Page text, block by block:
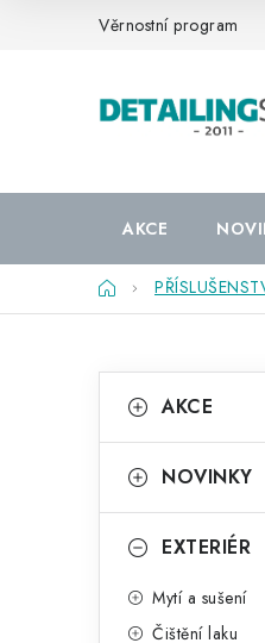
Věrnostní program
AKCE
Domů
o
t
kategorie
a
e
AKCE
NOVINKY
EXTERIÉR
Mytí a sušení
Čištění laku